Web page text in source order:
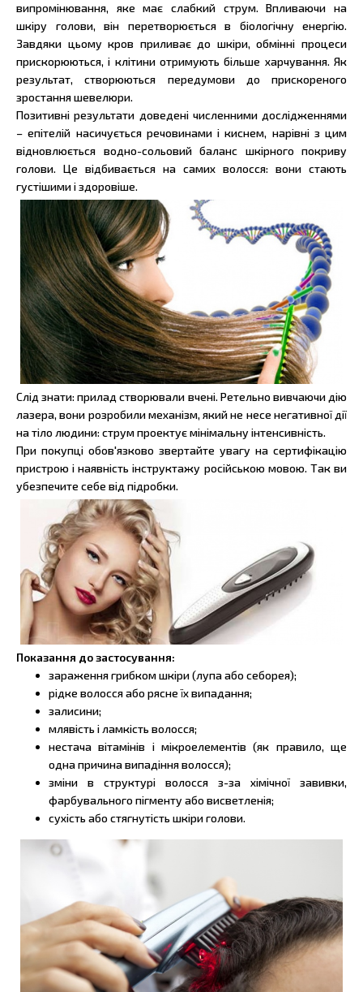
випромінювання, яке має слабкий струм. Впливаючи на
шкіру голови, він перетворюється в біологічну енергію.
Завдяки цьому кров приливає до шкіри, обмінні процеси
прискорюються, і клітини отримують більше харчування. Як
результат, створюються передумови до прискореного
зростання шевелюри.
Позитивні результати доведені численними дослідженнями
– епітелій насичується речовинами і киснем, нарівні з цим
відновлюється водно-сольовий баланс шкірного покриву
голови. Це відбивається на самих волосся: вони стають
густішими і здоровіше.
Слід знати: прилад створювали вчені. Ретельно вивчаючи дію
лазера, вони розробили механізм, який не несе негативної дії
на тіло людини: струм проектує мінімальну інтенсивність.
При покупці обов'язково звертайте увагу на сертифікацію
пристрою і наявність інструктажу російською мовою. Так ви
убезпечите себе від підробки.
Показання до застосування:
зараження грибком шкіри (лупа або себорея);
рідке волосся або рясне їх випадання;
залисини;
млявість і ламкість волосся;
нестача вітамінів і мікроелементів (як правило, ще
одна причина випадіння волосся);
зміни в структурі волосся з-за хімічної завивки,
фарбувального пігменту або висветленія;
сухість або стягнутість шкіри голови.